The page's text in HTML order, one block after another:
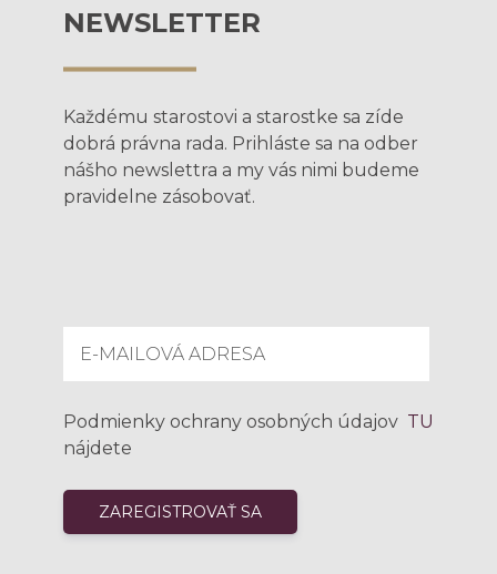
NEWSLETTER
Každému starostovi a starostke sa zíde
dobrá právna rada. Prihláste sa na odber
nášho newslettra a my vás nimi budeme
pravidelne zásobovať.
Podmienky ochrany osobných údajov
nájdete
TU